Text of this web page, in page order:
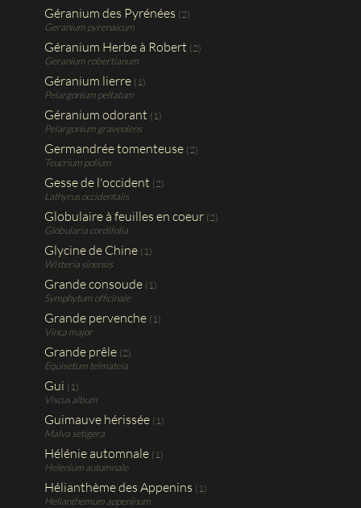
Géranium des Pyrénées (2)
Geranium pyrenaicum
Géranium Herbe à Robert (2)
Geranium robertianum
Géranium lierre (1)
Pelargonium peltatum
Géranium odorant (1)
Pelargonium graveolens
Germandrée tomenteuse (2)
Teucrium polium
Gesse de l'occident (2)
Lathyrus occidentalis
Globulaire à feuilles en coeur (2)
Globularia cordifolia
Glycine de Chine (1)
Wisteria sinensis
Grande consoude (1)
Symphytum officinale
Grande pervenche (1)
Vinca major
Grande prêle (2)
Equisetum telmateia
Gui (1)
Viscus album
Guimauve hérissée (1)
Malva setigera
Hélénie automnale (1)
Helenium autumnale
Hélianthème des Appenins (1)
Helianthemum appeninum